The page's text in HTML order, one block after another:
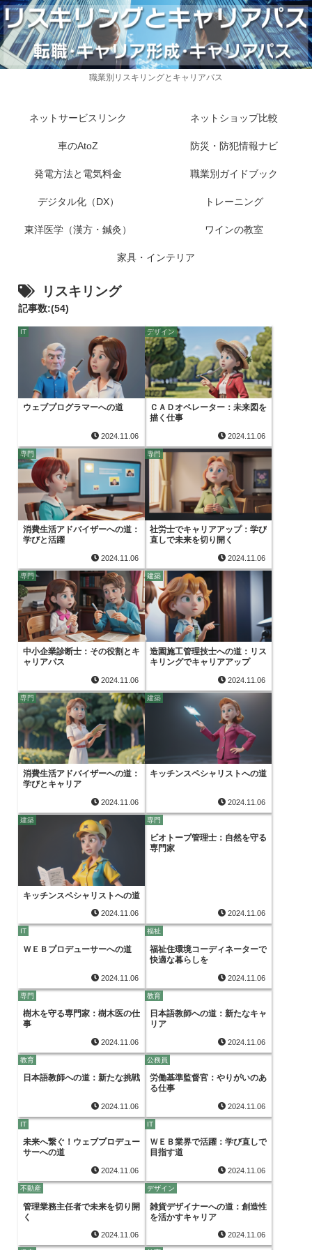
職業別リスキリングとキャリアパス
ネットサービスリンク ネットショップ比較
車のAtoZ 防災・防犯情報ナビ
発電方法と電気料金 職業別ガイドブック
デジタル化（DX） トレーニング
東洋医学（漢方・鍼灸） ワインの教室
家具・インテリア
リスキリング
記事数:(54)
IT
ウェブプログラマーへの道
2024.11.06
デザイン
ＣＡＤオペレーター：未来図を
描く仕事
2024.11.06
専門
消費生活アドバイザーへの道：
学びと活躍
2024.11.06
専門
社労士でキャリアアップ：学び
直しで未来を切り開く
2024.11.06
専門
中小企業診断士：その役割とキ
ャリアパス
2024.11.06
建築
造園施工管理技士への道：リス
キリングでキャリアアップ
2024.11.06
専門
消費生活アドバイザーへの道：
学びとキャリア
2024.11.06
建築
キッチンスペシャリストへの道
2024.11.06
建築
キッチンスペシャリストへの道
2024.11.06
専門
ビオトープ管理士：自然を守る
専門家
2024.11.06
IT
ＷＥＢプロデューサーへの道
2024.11.06
福祉
福祉住環境コーディネーターで
快適な暮らしを
2024.11.06
専門
樹木を守る専門家：樹木医の仕
事
2024.11.06
教育
日本語教師への道：新たなキャ
リア
2024.11.06
教育
日本語教師への道：新たな挑戦
2024.11.06
公務員
労働基準監督官：やりがいのあ
る仕事
2024.11.06
IT
未来へ繋ぐ！ウェブプロデュー
サーへの道
2024.11.06
IT
ＷＥＢ業界で活躍：学び直しで
目指す道
2024.11.06
不動産
管理業務主任者で未来を切り開
く
2024.11.06
デザイン
雑貨デザイナーへの道：創造性
を活かすキャリア
2024.11.06